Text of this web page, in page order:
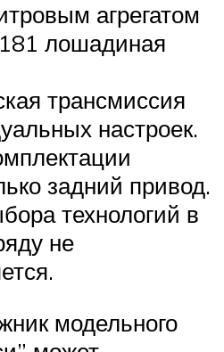
агрегатом
лошадиная
трансмиссия
настроек.
задний привод.
технологий в
не
модельного